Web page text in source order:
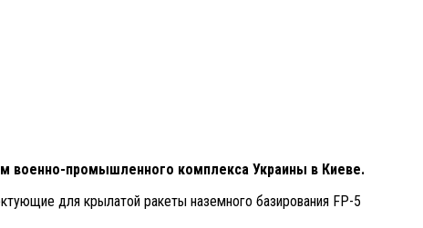
военно-промышленного комплекса Украины в Киеве.
для крылатой ракеты наземного базирования FP-5